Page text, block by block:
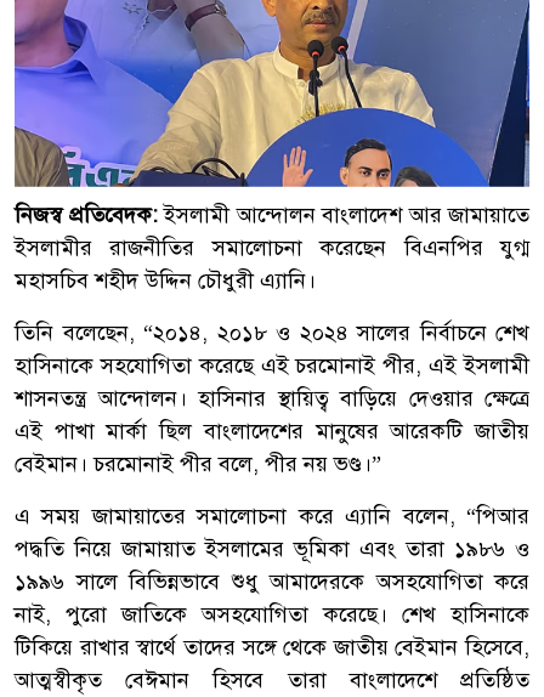
নিজস্ব প্রতিবেদক:ইসলামী আন্দোলন বাংলাদেশ আর জামায়াতে
ইসলামীর রাজনীতির সমালোচনা করেছেন বিএনপির যুগ্ম
মহাসচিব শহীদ উদ্দিন চৌধুরী এ্যানি।
তিনি বলেছেন, “২০১৪, ২০১৮ ও ২০২৪ সালের নির্বাচনে শেখ
হাসিনাকে সহযোগিতা করেছে এই চরমোনাই পীর, এই ইসলামী
শাসনতন্ত্র আন্দোলন। হাসিনার স্থায়িত্ব বাড়িয়ে দেওয়ার ক্ষেত্রে
এই পাখা মার্কা ছিল বাংলাদেশের মানুষের আরেকটি জাতীয়
বেইমান। চরমোনাই পীর বলে, পীর নয় ভণ্ড।”
এ সময় জামায়াতের সমালোচনা করে এ্যানি বলেন, “পিআর
পদ্ধতি নিয়ে জামায়াত ইসলামের ভূমিকা এবং তারা ১৯৮৬ ও
১৯৯৬ সালে বিভিন্নভাবে শুধু আমাদেরকে অসহযোগিতা করে
নাই, পুরো জাতিকে অসহযোগিতা করেছে। শেখ হাসিনাকে
টিকিয়ে রাখার স্বার্থে তাদের সঙ্গে থেকে জাতীয় বেইমান হিসেবে,
আত্মস্বীকৃত বেঈমান হিসবে তারা বাংলাদেশে প্রতিষ্ঠিত